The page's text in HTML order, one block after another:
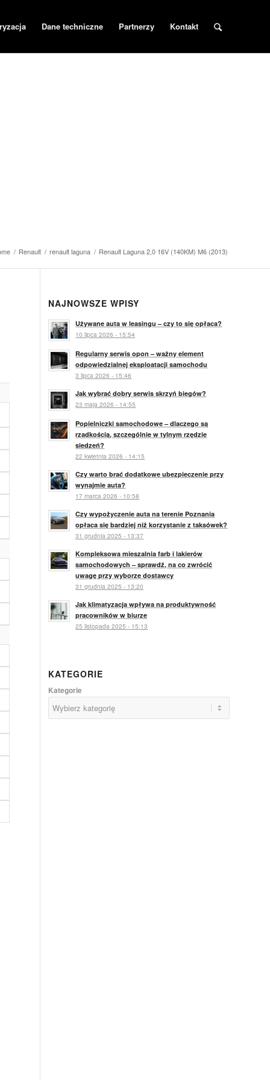
Dane techniczne Partnerzy Kontakt
/ Renault / renault laguna / Renault Laguna 2,0 16V (140KM) M6 (2013)
NAJNOWSZE WPISY
Używane auta w leasingu – czy to się opłaca?
10 lipca 2026 - 15:54
Regularny serwis opon – ważny element
odpowiedzialnej eksploatacji samochodu
3 lipca 2026 - 15:46
Jak wybrać dobry serwis skrzyń biegów?
23 maja 2026 - 14:55
Popielniczki samochodowe – dlaczego są
rzadkością, szczególnie w tylnym rzędzie
siedzeń?
22 kwietnia 2026 - 14:15
Czy warto brać dodatkowe ubezpieczenie przy
wynajmie auta?
17 marca 2026 - 10:58
Czy wypożyczenie auta na terenie Poznania
opłaca się bardziej niż korzystanie z taksówek?
31 grudnia 2025 - 13:37
Kompleksowa mieszalnia farb i lakierów
samochodowych – sprawdź, na co zwrócić
uwagę przy wyborze dostawcy
31 grudnia 2025 - 13:20
Jak klimatyzacja wpływa na produktywność
pracowników w biurze
25 listopada 2025 - 15:13
KATEGORIE
Kategorie